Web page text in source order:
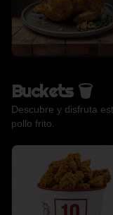
Buckets 🗑️
Descubre y disfruta
pollo frito.